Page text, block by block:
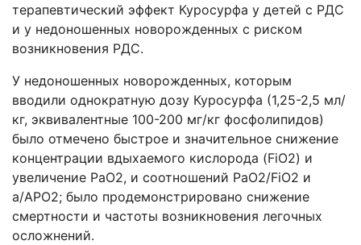
терапевтический эффект Куросурфа у детей с РДС
и у недоношенных новорожденных с риском
возникновения РДС.
У недоношенных новорожденных, которым
вводили однократную дозу Куросурфа (1,25-2,5 мл/
кг, эквивалентные 100-200 мг/кг фосфолипидов)
было отмечено быстрое и значительное снижение
концентрации вдыхаемого кислорода (FiO2) и
увеличение PaO2, и соотношений PaO2/FiO2 и
a/APO2; было продемонстрировано снижение
смертности и частоты возникновения легочных
осложнений.